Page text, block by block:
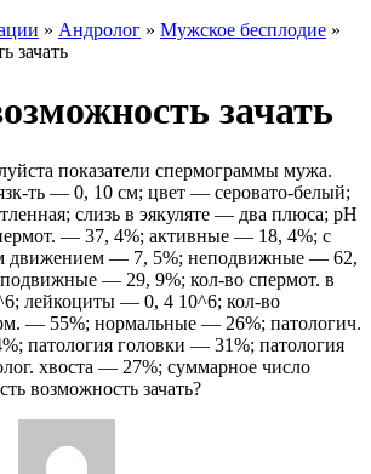
» Андролог » Мужское бесплодие »
зачать
зачать
показатели спермограммы мужа.
ть — 0, 10 см; цвет — серовато-белый;
слизь в эякуляте — два плюса; pH
— 37, 4%; активные — 18, 4%; с
движением — 7, 5%; неподвижные — 62,
подвижные — 29, 9%; кол-во спермот. в
лейкоциты — 0, 4 10^6; кол-во
— 55%; нормальные — 26%; патологич.
патология головки — 31%; патология
хвоста — 27%; суммарное число
возможность зачать?